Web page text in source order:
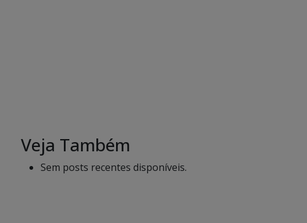
Veja Também
Sem posts recentes disponíveis.